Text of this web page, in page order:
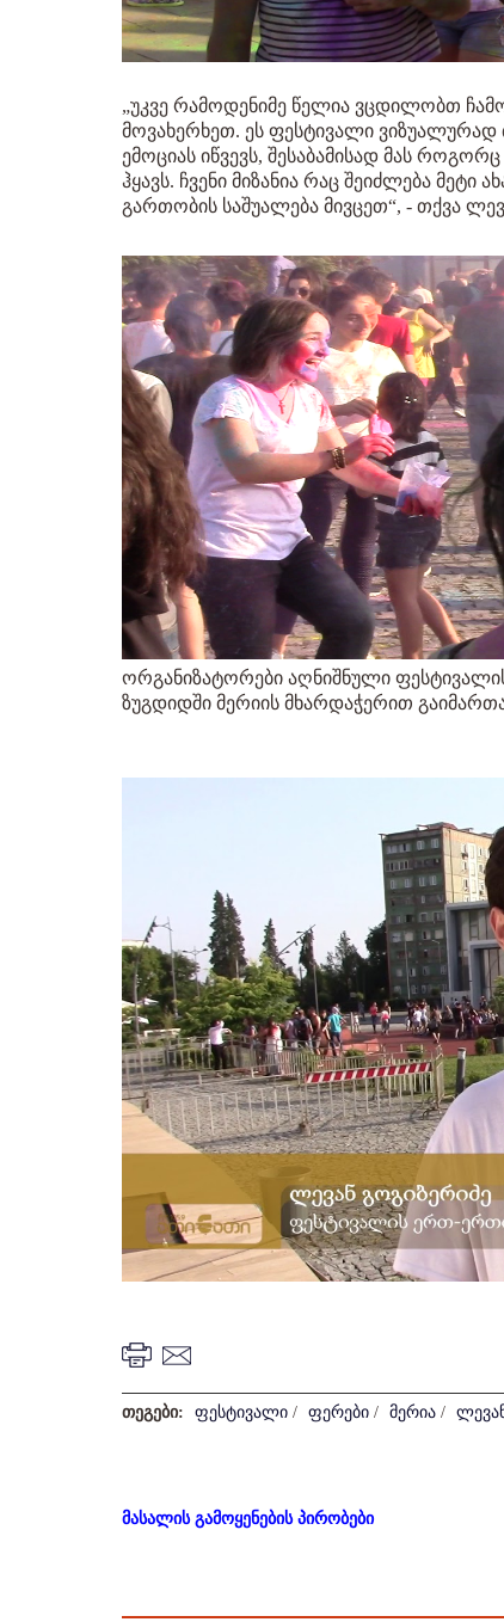
„უკვე რამოდენიმე წელია ვცდილობთ
მოვახერხეთ. ეს ფესტივალი ვიზუალურად
ემოციას იწვევს, შესაბამისად მას
ჰყავს. ჩვენი მიზანია რაც შეიძლება
გართობის საშუალება მივცეთ“, - თქვა
ორგანიზატორები აღნიშნული ფესტივალის
ზუგდიდში მერიის მხარდაჭერით
თეგები: ფესტივალი / ფერები / მერია /
მასალის გამოყენების პირობები